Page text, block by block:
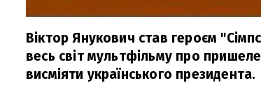
Віктор Янукович став героєм
весь світ мультфільму про
висміяти українського президента.